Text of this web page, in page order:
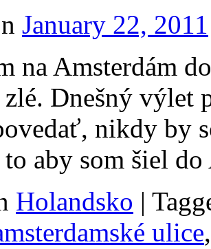
January 22, 2011
na Amsterdám
zlé. Dnešný výlet
nikdy by
aby som šiel
Holandsko |
ulice